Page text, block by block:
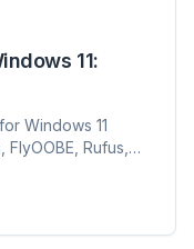
11:
Windows 11
Rufus,